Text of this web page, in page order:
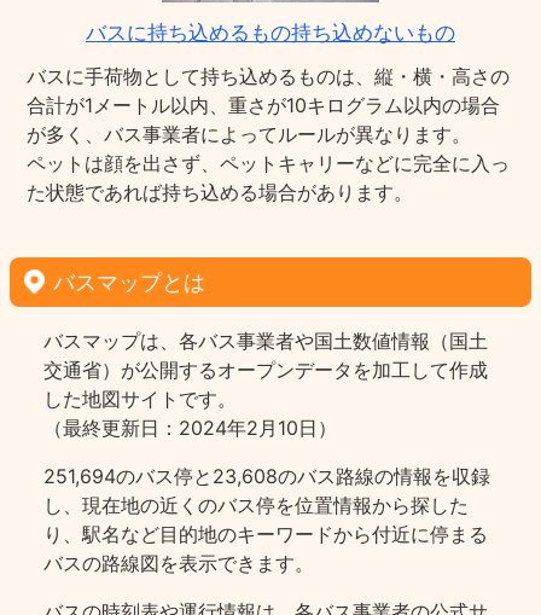
バスに持ち込めるもの持ち込めないもの
バスに手荷物として持ち込めるものは、縦・横・高さの
合計が1メートル以内、重さが10キログラム以内の場合
が多く、バス事業者によってルールが異なります。
ペットは顔を出さず、ペットキャリーなどに完全に入っ
た状態であれば持ち込める場合があります。
バスマップとは
バスマップは、各バス事業者や国土数値情報（国土
交通省）が公開するオープンデータを加工して作成
した地図サイトです。
（最終更新日：2024年2月10日）
251,694のバス停と23,608のバス路線の情報を収録
し、現在地の近くのバス停を位置情報から探した
り、駅名など目的地のキーワードから付近に停まる
バスの路線図を表示できます。